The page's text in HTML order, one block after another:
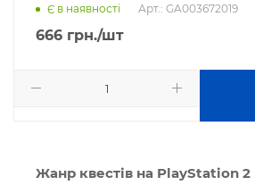
Є в наявності Арт.: GA003672019
666 грн./шт
Жанр квестів на PlayStation 2